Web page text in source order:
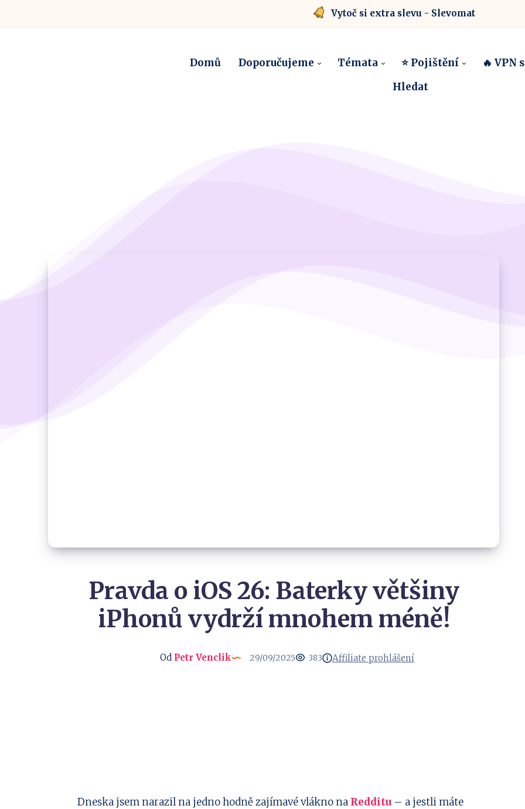
Vytoč si extra slevu - Slevomat
Domů Doporučujeme Témata ⭐ Pojištění 🔥 VPN
Hledat
Pravda o iOS 26: Baterky většiny
iPhonů vydrží mnohem méně!
Od Petr Venclik 29/09/2025 383 Affiliate prohlášení
SdílejteDneska jsem narazil na jedno hodně zajímavé vlákno na Redditu – a jestli máte